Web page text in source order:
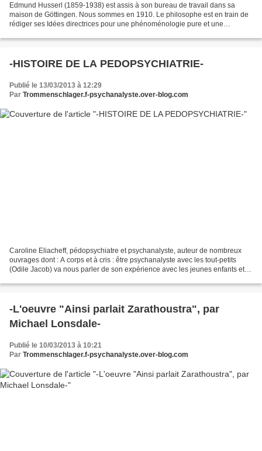
Edmund Husserl (1859-1938) est assis à son bureau de travail dans sa
maison de Göttingen. Nous sommes en 1910. Le philosophe est en train de
rédiger ses Idées directrices pour une phénoménologie pure et une
-HISTOIRE DE LA PEDOPSYCHIATRIE-
Publié le 13/03/2013 à 12:29
Par Trommenschlager.f-psychanalyste.over-blog.com
Caroline Eliacheff, pédopsychiatre et psychanalyste, auteur de nombreux
ouvrages dont : A corps et à cris : être psychanalyste avec les tout-petits
(Odile Jacob) va nous parler de son expérience avec les jeunes enfants et
-L'oeuvre "Ainsi parlait Zarathoustra", par
Michael Lonsdale-
Publié le 10/03/2013 à 10:21
Par Trommenschlager.f-psychanalyste.over-blog.com